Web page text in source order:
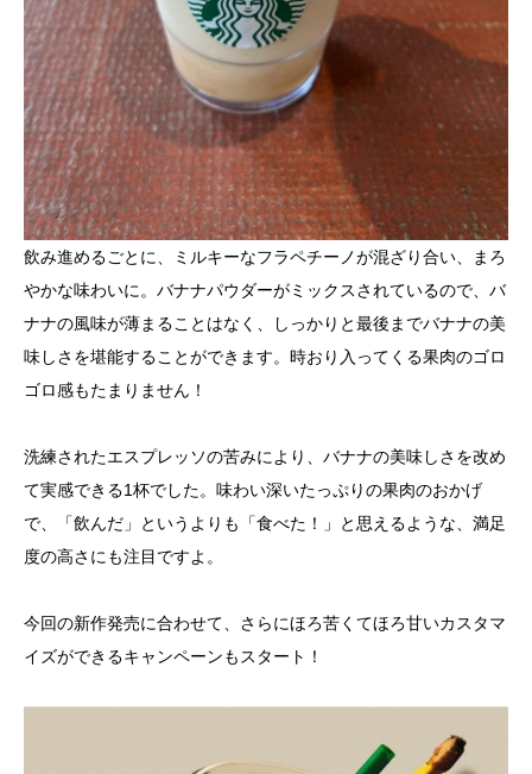
飲み進めるごとに、ミルキーなフラペチーノが混ざり合い、まろ
やかな味わいに。バナナパウダーがミックスされているので、バ
ナナの風味が薄まることはなく、しっかりと最後までバナナの美
味しさを堪能することができます。時おり入ってくる果肉のゴロ
ゴロ感もたまりません！
洗練されたエスプレッソの苦みにより、バナナの美味しさを改め
て実感できる1杯でした。味わい深いたっぷりの果肉のおかげ
で、「飲んだ」というよりも「食べた！」と思えるような、満足
度の高さにも注目ですよ。
今回の新作発売に合わせて、さらにほろ苦くてほろ甘いカスタマ
イズができるキャンペーンもスタート！